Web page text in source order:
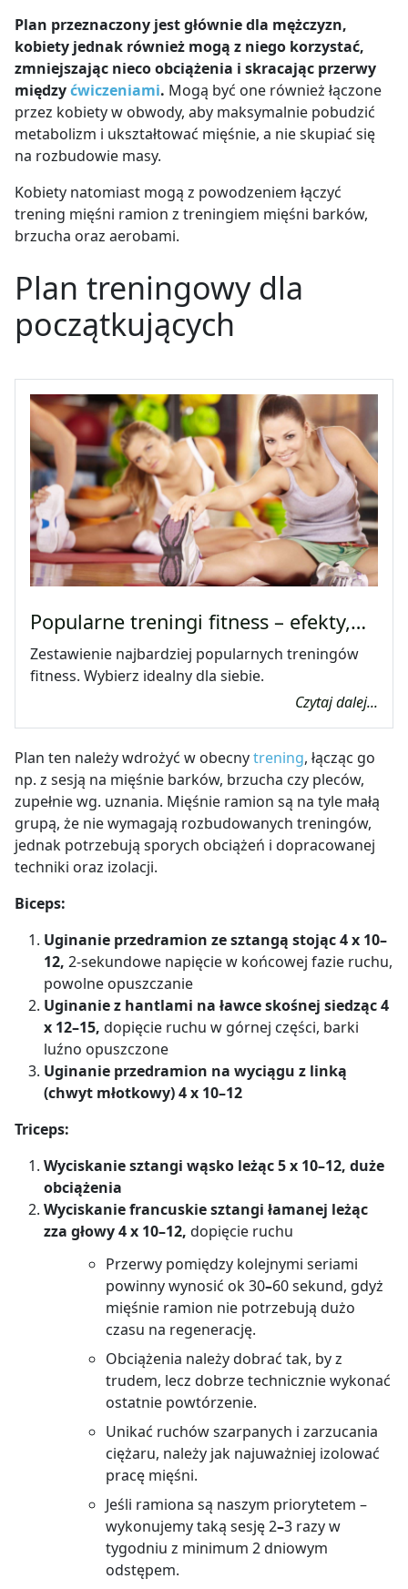
Plan przeznaczony jest głównie dla mężczyzn,
kobiety jednak również mogą z niego korzystać,
zmniejszając nieco obciążenia i skracając przerwy
międzyćwiczeniami. Mogą być one również łączone
przez kobiety w obwody, aby maksymalnie pobudzić
metabolizm i ukształtować mięśnie, a nie skupiać się
na rozbudowie masy.
Kobiety natomiast mogą z powodzeniem łączyć
trening mięśni ramion z treningiem mięśni barków,
brzucha oraz aerobami.
Plan treningowy dla
początkujących
Popularne treningi fitness – efekty,…
Zestawienie najbardziej popularnych treningów
fitness. Wybierz idealny dla siebie.
Czytaj dalej...
Plan ten należy wdrożyć w obecnytrening, łącząc go
np. z sesją na mięśnie barków, brzucha czy pleców,
zupełnie wg. uznania. Mięśnie ramion są na tyle małą
grupą, że nie wymagają rozbudowanych treningów,
jednak potrzebują sporych obciążeń i dopracowanej
techniki oraz izolacji.
Biceps:
Uginanie przedramion ze sztangą stojąc 4 x 10–
12, 2-sekundowe napięcie w końcowej fazie ruchu,
powolne opuszczanie
Uginanie z hantlami na ławce skośnej siedząc 4
x 12–15, dopięcie ruchu w górnej części, barki
luźno opuszczone
Uginanie przedramion na wyciągu z linką
(chwyt młotkowy) 4 x 10–12
Triceps:
Wyciskanie sztangi wąsko leżąc 5 x 10–12, duże
obciążenia
Wyciskanie francuskie sztangi łamanej leżąc
zza głowy 4 x 10–12, dopięcie ruchu
Przerwy pomiędzy kolejnymi seriami
powinny wynosić ok 30–60 sekund, gdyż
mięśnie ramion nie potrzebują dużo
czasu na regenerację.
Obciążenia należy dobrać tak, by z
trudem, lecz dobrze technicznie wykonać
ostatnie powtórzenie.
Unikać ruchów szarpanych i zarzucania
ciężaru, należy jak najuważniej izolować
pracę mięśni.
Jeśli ramiona są naszym priorytetem –
wykonujemy taką sesję 2–3 razy w
tygodniu z minimum 2 dniowym
odstępem.